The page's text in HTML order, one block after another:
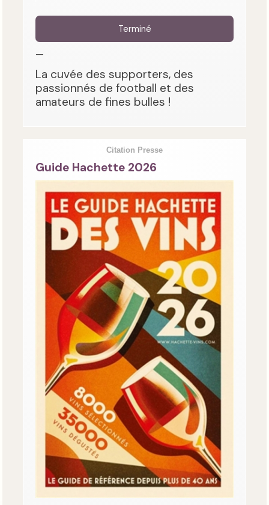
Terminé
—
La cuvée des supporters, des
passionnés de football et des
amateurs de fines bulles !
Citation Presse
Guide Hachette 2026